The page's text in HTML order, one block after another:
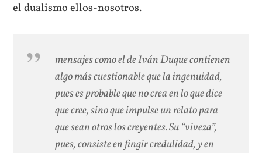
el dualismo ellos-nosotros.
mensajes como el de Iván Duque contienen
algo más cuestionable que la ingenuidad,
pues es probable que no crea en lo que dice
que cree, sino que impulse un relato para
que sean otros los creyentes. Su “viveza”,
pues, consiste en fingir credulidad, y en